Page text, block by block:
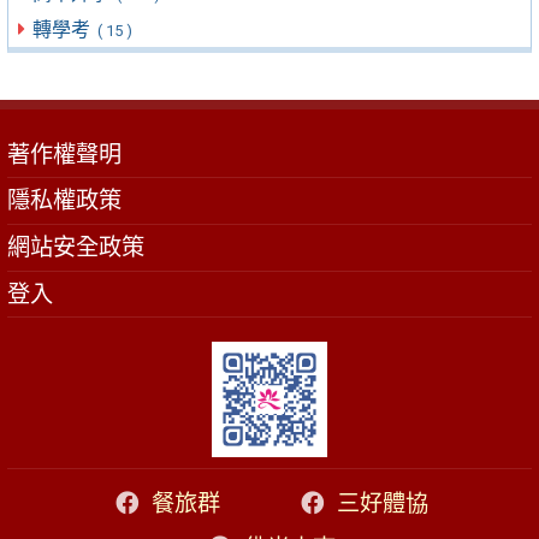
轉學考 ( 15 )
著作權聲明
隱私權政策
網站安全政策
登入
餐旅群
三好體協